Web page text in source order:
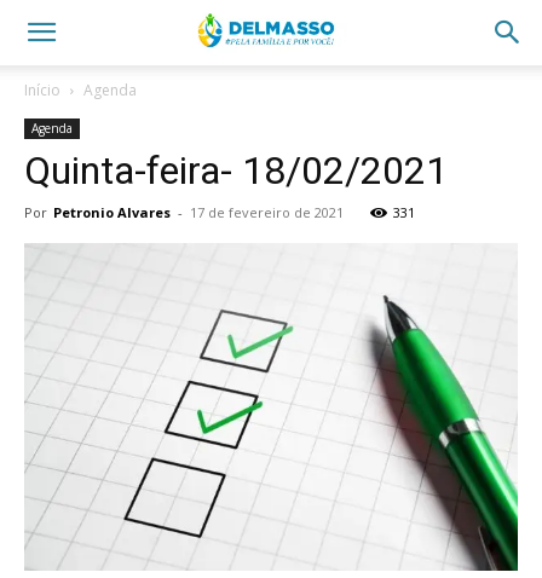
Início Agenda
Agenda
Quinta-feira- 18/02/2021
Por Petronio Alvares - 17 de fevereiro de 2021 331